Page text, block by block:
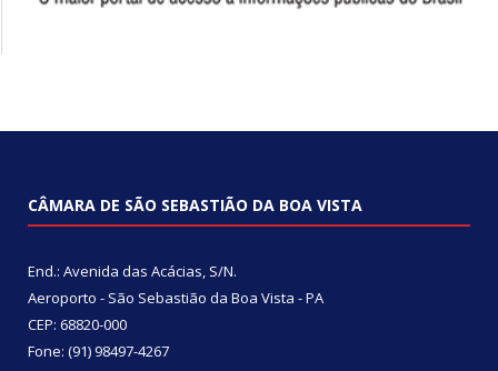
CÂMARA DE SÃO SEBASTIÃO DA BOA VISTA
End.: Avenida das Acácias, S/N.
Aeroporto - São Sebastião da Boa Vista - PA
CEP: 68820-000
Fone: (91) 98497-4267